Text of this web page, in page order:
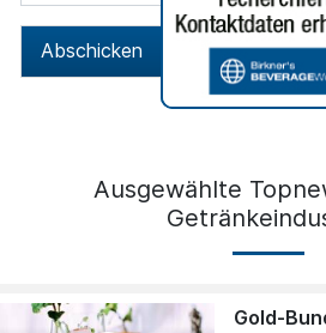
Abschicken
Ausgewählte
Gold-